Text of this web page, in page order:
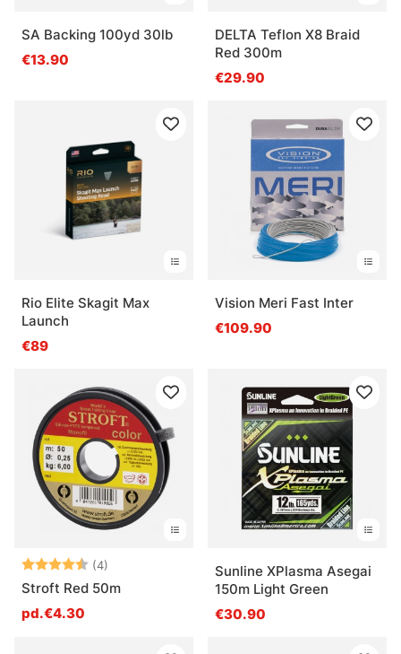
SA Backing 100yd 30lb
€13.90
DELTA Teflon X8 Braid
Red 300m
€29.90
Rio Elite Skagit Max
Launch
€89
Vision Meri Fast Inter
€109.90
Note: (4)
Stroft Red 50m
pd.€4.30
Sunline XPlasma Asegai
150m Light Green
€30.90